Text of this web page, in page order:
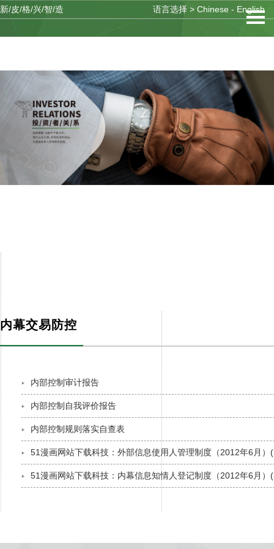
新/皮/格/兴/智/造 语言选择 > Chinese - English
内幕交易防控
内部控制审计报告
内部控制自我评价报告
内部控制规则落实自查表
51漫画网站下载科技：外部信息使用人管理制度（2012年6月）
51漫画网站下载科技：内幕信息知情人登记制度（2012年6月）